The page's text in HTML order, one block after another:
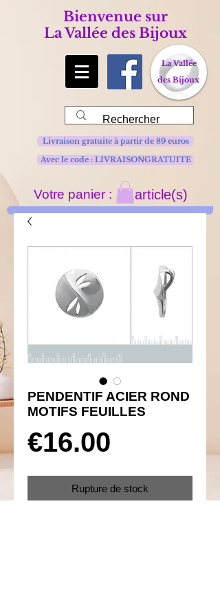
Bienvenue sur
La Vallée des Bijoux
La Vallée
des Bijoux
Avec le code : LIVRAISONGRATUITE
Livraison gratuite à partir de 89 euros
Votre panier : article(s)
PENDENTIF ACIER ROND
MOTIFS FEUILLES
€16.00
Rupture de stock